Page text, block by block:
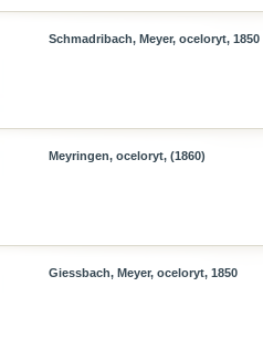
Schmadribach, Meyer, oceloryt, 1850
Meyringen, oceloryt, (1860)
Giessbach, Meyer, oceloryt, 1850